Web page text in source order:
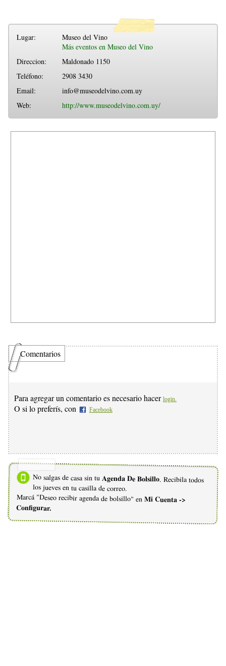
Lugar:
Museo del Vino
Más eventos en Museo del Vino
Direccion:
Maldonado 1150
Teléfono:
2908 3430
Email:
info@museodelvino.com.uy
Web:
http://www.museodelvino.com.uy/
Comentarios
Para agregar un comentario es necesario hacer login.
O si lo preferís, con Facebook
No salgas de casa sin tu Agenda De Bolsillo. Recibila todos
los jueves en tu casilla de correo.
Marcá "Deseo recibir agenda de bolsillo" en Mi Cuenta ->
Configurar.